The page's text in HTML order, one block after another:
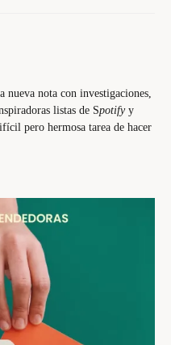
nueva nota con investigaciones,
listas de Spotify y
pero hermosa tarea de hacer